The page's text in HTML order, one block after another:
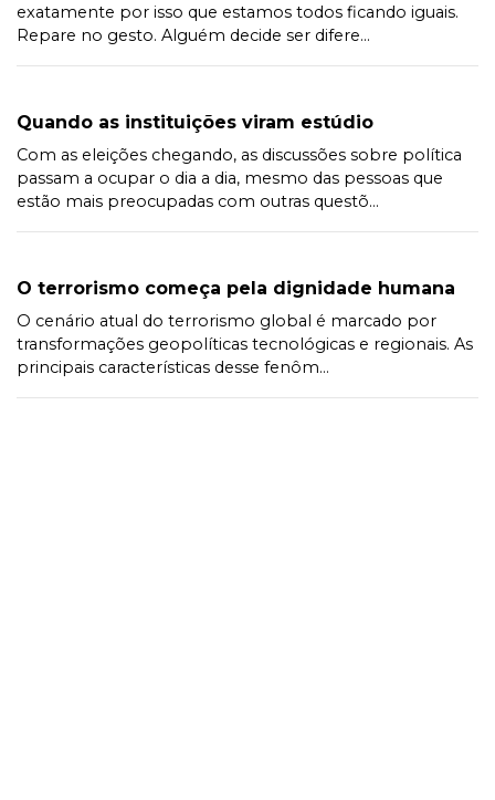
exatamente por isso que estamos todos ficando iguais.
Repare no gesto. Alguém decide ser difere...
Quando as instituições viram estúdio
Com as eleições chegando, as discussões sobre política
passam a ocupar o dia a dia, mesmo das pessoas que
estão mais preocupadas com outras questõ...
O terrorismo começa pela dignidade humana
O cenário atual do terrorismo global é marcado por
transformações geopolíticas tecnológicas e regionais. As
principais características desse fenôm...